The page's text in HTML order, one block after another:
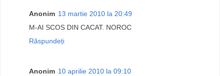
Anonim 13 martie 2010 la 20:49
M-AI SCOS DIN CACAT. NOROC
Răspundeți
Anonim 10 aprilie 2010 la 09:10